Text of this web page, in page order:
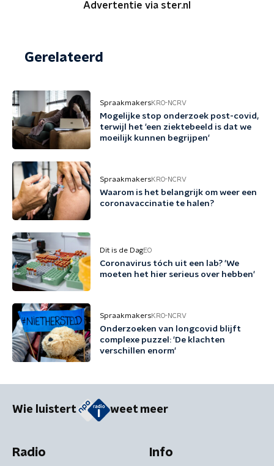
Advertentie via ster.nl
Gerelateerd
SpraakmakersKRO-NCRV
Mogelijke stop onderzoek post-covid,
terwijl het 'een ziektebeeld is dat we
moeilijk kunnen begrijpen'
SpraakmakersKRO-NCRV
Waarom is het belangrijk om weer een
coronavaccinatie te halen?
Dit is de DagEO
Coronavirus tóch uit een lab? 'We
moeten het hier serieus over hebben'
SpraakmakersKRO-NCRV
Onderzoeken van longcovid blijft
complexe puzzel: 'De klachten
verschillen enorm'
Wie luistert weet meer
Radio Info